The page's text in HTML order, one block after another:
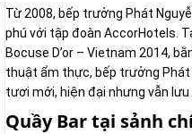
Từ 2008, bếp trưởng Phát
phú với tập đoàn AccorHotels.
Bocuse D’or – Vietnam 2014,
thuật ẩm thực, bếp trưởng
tươi mới, hiện đại nhưng vẫn
Quầy Bar tại sảnh